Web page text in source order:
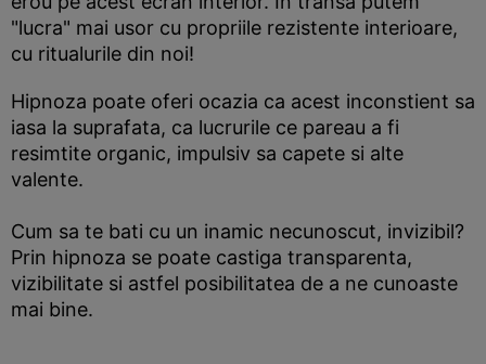
"lucra" mai usor cu propriile rezistente interioare,
cu ritualurile din noi!
Hipnoza poate oferi ocazia ca acest inconstient sa
iasa la suprafata, ca lucrurile ce pareau a fi
resimtite organic, impulsiv sa capete si alte
valente.
Cum sa te bati cu un inamic necunoscut, invizibil?
Prin hipnoza se poate castiga transparenta,
vizibilitate si astfel posibilitatea de a ne cunoaste
mai bine.